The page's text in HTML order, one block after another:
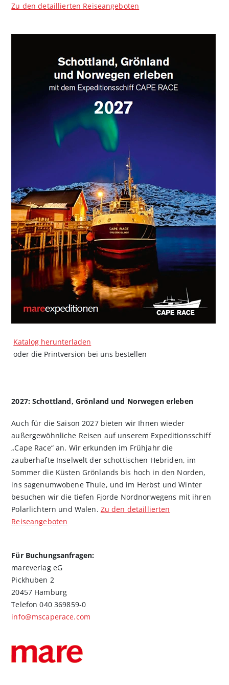
Zu den detaillierten Reiseangeboten
Katalog herunterladen
oder die Printversion bei uns bestellen
2027: Schottland, Grönland und Norwegen erleben
Auch für die Saison 2027 bieten wir Ihnen wieder
außergewöhnliche Reisen auf unserem Expeditionsschiff
„Cape Race“ an. Wir erkunden im Frühjahr die
zauberhafte Inselwelt der schottischen Hebriden, im
Sommer die Küsten Grönlands bis hoch in den Norden,
ins sagenumwobene Thule, und im Herbst und Winter
besuchen wir die tiefen Fjorde Nordnorwegens mit ihren
Polarlichtern und Walen. Zu den detaillierten
Reiseangeboten
Für Buchungsanfragen:
mareverlag eG
Pickhuben 2
20457 Hamburg
Telefon 040 369859-0
info@mscaperace.com